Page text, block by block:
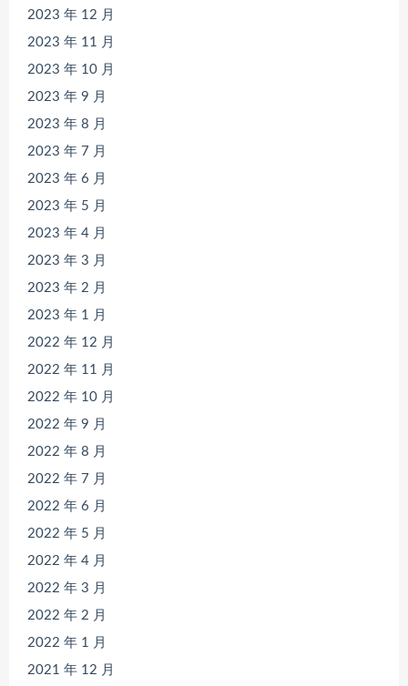
2023 年 12 月
2023 年 11 月
2023 年 10 月
2023 年 9 月
2023 年 8 月
2023 年 7 月
2023 年 6 月
2023 年 5 月
2023 年 4 月
2023 年 3 月
2023 年 2 月
2023 年 1 月
2022 年 12 月
2022 年 11 月
2022 年 10 月
2022 年 9 月
2022 年 8 月
2022 年 7 月
2022 年 6 月
2022 年 5 月
2022 年 4 月
2022 年 3 月
2022 年 2 月
2022 年 1 月
2021 年 12 月